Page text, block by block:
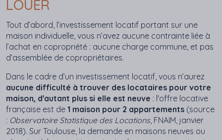
LOUER
Tout d’abord, l’investissement locatif portant sur une
maison individuelle, vous n’avez aucune contrainte liée à
l’achat en copropriété : aucune charge commune, et pas
d’assemblée de copropriétaires.
Dans le cadre d’un investissement locatif, vous n’aurez
aucune difficulté à trouver des locataires pour votre
maison, d'autant plus si elle est neuve : l'offre locative
française est de 1 maison pour 2 appartements (source
: Observatoire Statistique des Locations, FNAIM, janvier
2018). Sur Toulouse, la demande en maisons neuves ou